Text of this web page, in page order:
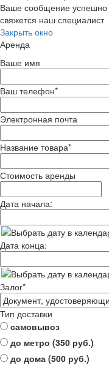
Ваше сообщение
свяжется наш специалист
Закрыть окно
Аренда
Ваше имя
Ваш телефон*
Электронная почта
Название товара*
Стоимость аренды
Дата начала:
Дата конца:
Залог*
Тип доставки
самовывоз
до метро (350 руб.)
до дома (500 руб.)